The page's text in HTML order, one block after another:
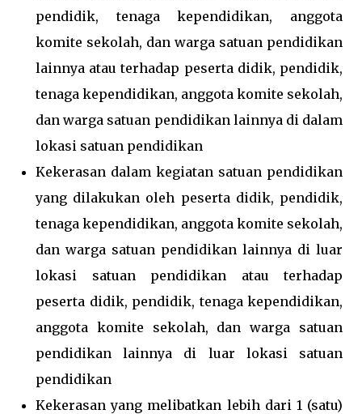
pendidik, tenaga kependidikan, anggota
komite sekolah, dan warga satuan pendidikan
lainnya atau terhadap peserta didik, pendidik,
tenaga kependidikan, anggota komite sekolah,
dan warga satuan pendidikan lainnya di dalam
lokasi satuan pendidikan
Kekerasan dalam kegiatan satuan pendidikan
yang dilakukan oleh peserta didik, pendidik,
tenaga kependidikan, anggota komite sekolah,
dan warga satuan pendidikan lainnya di luar
lokasi satuan pendidikan atau terhadap
peserta didik, pendidik, tenaga kependidikan,
anggota komite sekolah, dan warga satuan
pendidikan lainnya di luar lokasi satuan
pendidikan
Kekerasan yang melibatkan lebih dari 1 (satu)